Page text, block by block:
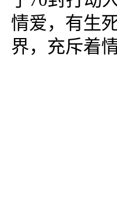
情爱，有生
界，充斥着